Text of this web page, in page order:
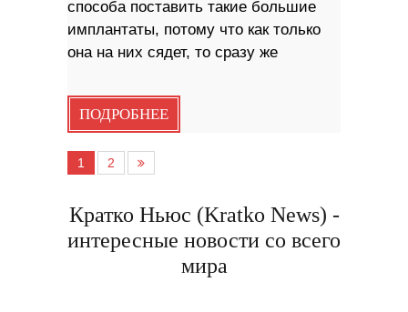
способа поставить такие большие
имплантаты, потому что как только
она на них сядет, то сразу же
ПОДРОБНЕЕ
1 2
Кратко Ньюс (Kratko News) -
интересные новости со всего
мира